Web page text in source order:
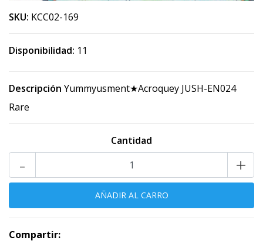
SKU: KCC02-169
Disponibilidad: 11
Descripción Yummyusment★Acroquey JUSH-EN024
Rare
Cantidad
+
-
Compartir: